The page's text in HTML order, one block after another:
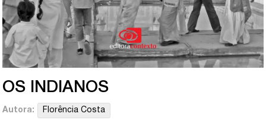
OS INDIANOS
Autora: Florência Costa